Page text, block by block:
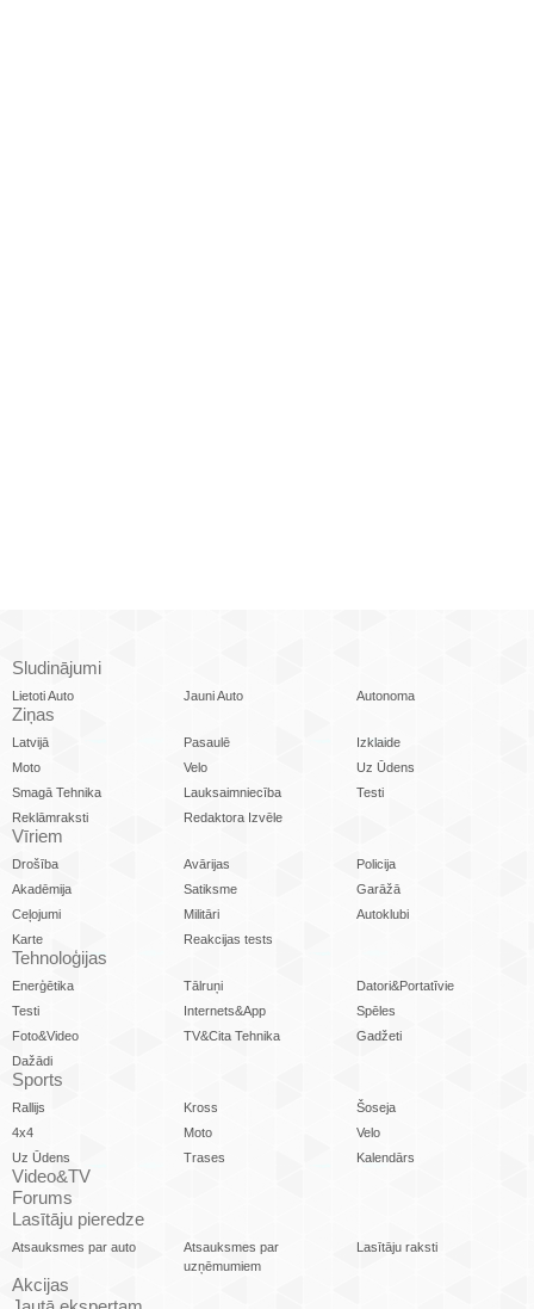
Sludinājumi
Lietoti Auto Jauni Auto Autonoma
Ziņas
Latvijā Pasaulē
Izklaide
Moto
Velo
Uz Ūdens
Smagā Tehnika
Lauksaimniecība
Testi
Reklāmraksti
Redaktora Izvēle
Vīriem
Drošība Avārijas
Policija
Akadēmija
Satiksme
Garāžā
Ceļojumi
Militāri
Autoklubi
Karte
Reakcijas tests
Tehnoloģijas
Enerģētika Tālruņi
Datori&Portatīvie
Testi
Internets&App
Spēles
Foto&Video
TV&Cita Tehnika
Gadžeti
Dažādi
Sports
Rallijs Kross
Šoseja
4x4
Moto
Velo
Uz Ūdens
Trases Kalendārs
Video&TV
Forums
Lasītāju pieredze
Atsauksmes par auto
Atsauksmes par
uzņēmumiem
Lasītāju raksti
Akcijas